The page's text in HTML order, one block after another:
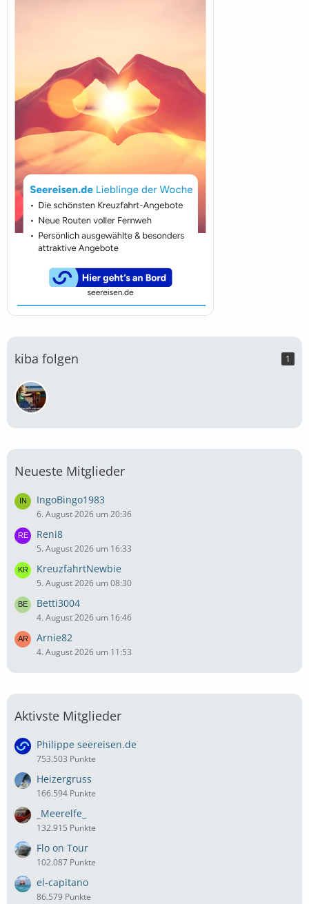
kiba folgen 1
Neueste Mitglieder
IngoBingo1983
6. August 2026 um 20:36
Reni8
5. August 2026 um 16:33
KreuzfahrtNewbie
5. August 2026 um 08:30
Betti3004
4. August 2026 um 16:46
Arnie82
4. August 2026 um 11:53
Aktivste Mitglieder
Philippe seereisen.de
753.503 Punkte
Heizergruss
166.594 Punkte
_Meerelfe_
132.915 Punkte
Flo on Tour
102.087 Punkte
el-capitano
86.579 Punkte